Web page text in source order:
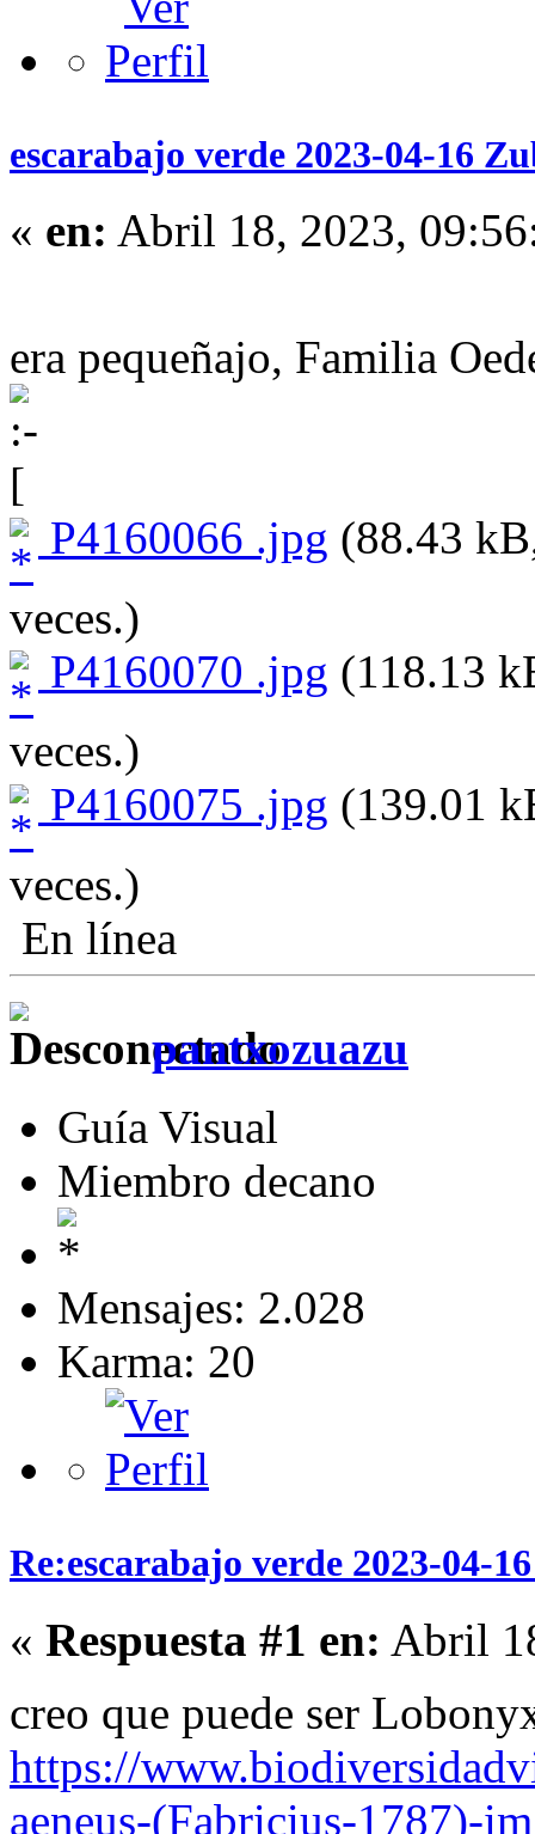
escarabajo verde 2023-04-16
« en: Abril 18, 2023,
era pequeñajo, Familia
P4160066 .jpg (88.43
veces.)
P4160070 .jpg (118.13
veces.)
P4160075 .jpg (139.01
veces.)
En línea
pantxozuazu
Guía Visual
Miembro decano
Mensajes: 2.028
Karma: 20
Re:escarabajo verde 2023-04-
« Respuesta #1 en: Abril
creo que puede ser
https://
aeneus-(Fabricius-1787)-